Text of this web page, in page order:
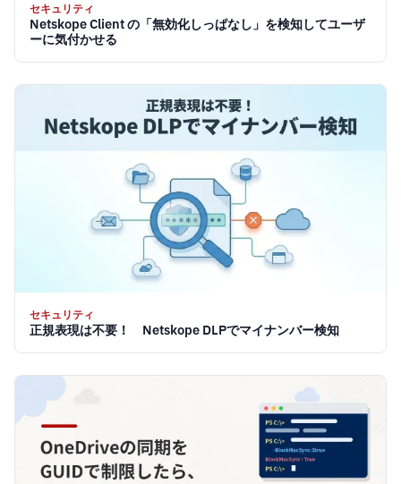
セキュリティ
Netskope Client の「無効化しっぱなし」を検知してユーザ
ーに気付かせる
セキュリティ
正規表現は不要！ Netskope DLPでマイナンバー検知